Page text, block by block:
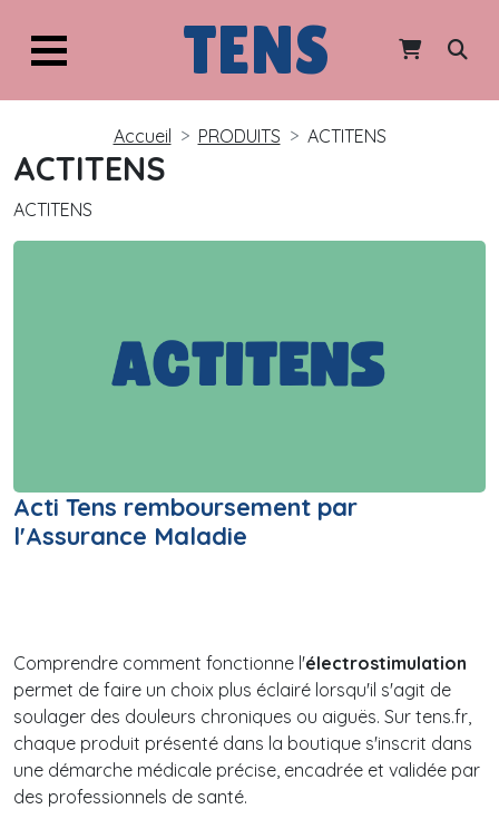
TENS
Accueil PRODUITS ACTITENS
ACTITENS
ACTITENS
Acti Tens remboursement par
l'Assurance Maladie
Comprendre comment fonctionne l'électrostimulation
permet de faire un choix plus éclairé lorsqu'il s'agit de
soulager des douleurs chroniques ou aiguës. Sur tens.fr,
chaque produit présenté dans la boutique s'inscrit dans
une démarche médicale précise, encadrée et validée par
des professionnels de santé.